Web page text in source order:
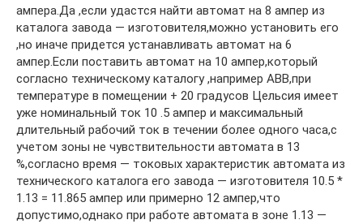
ампера.Да ,если удастся найти автомат на 8 ампер из
каталога завода — изготовителя,можно установить его
,но иначе придется устанавливать автомат на 6
ампер.Если поставить автомат на 10 ампер,который
согласно техническому каталогу ,например АВВ,при
температуре в помещении + 20 градусов Цельсия имеет
уже номинальный ток 10 .5 ампер и максимальный
длительный рабочий ток в течении более одного часа,с
учетом зоны не чувствительности автомата в 13
%,согласно время — токовых характеристик автомата из
технического каталога его завода — изготовителя 10.5 *
1.13 = 11.865 ампер или примерно 12 ампер,что
допустимо,однако при работе автомата в зоне 1.13 —